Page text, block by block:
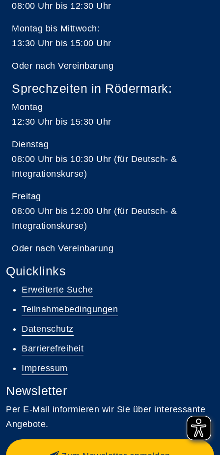
08:00 Uhr bis 12:30 Uhr
Montag bis Mittwoch:
13:30 Uhr bis 15:00 Uhr
Oder nach Vereinbarung
Sprechzeiten in Rödermark:
Montag
12:30 Uhr bis 15:30 Uhr
Dienstag
08:00 Uhr bis 10:30 Uhr (für Deutsch- &
Integrationskurse)
Freitag
08:00 Uhr bis 12:00 Uhr (für Deutsch- &
Integrationskurse)
Oder nach Vereinbarung
Quicklinks
Erweiterte Suche
Teilnahmebedingungen
Datenschutz
Barrierefreiheit
Impressum
Newsletter
Per E-Mail informieren wir Sie über interessante
Angebote.